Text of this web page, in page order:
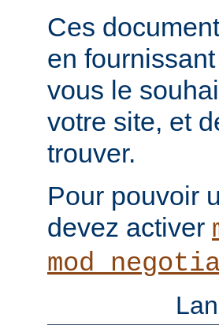
Ces
en
vous le
votre site, et
trouver.
Pour pouvoir
devez activer